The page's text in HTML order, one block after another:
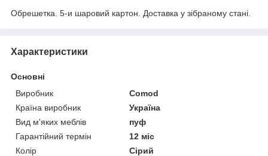
Обрешетка. 5-и шаровий картон. Доставка у зібраному стані.
Характеристики
Основні
Виробник
Comod
Країна виробник
Україна
Вид м'яких меблів
пуф
Гарантійний термін
12 міс
Колір
Сірий